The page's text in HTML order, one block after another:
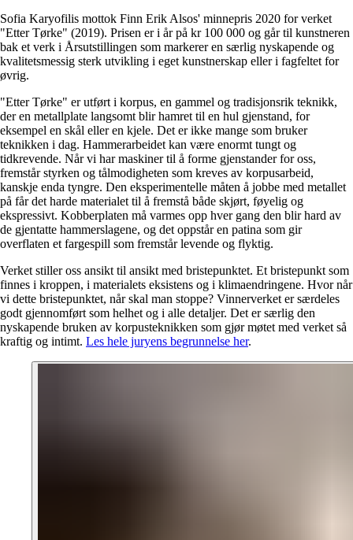
Sofia Karyofilis mottok Finn Erik Alsos' minnepris 2020 for verket
"Etter Tørke" (2019). Prisen er i år på kr 100 000 og går til kunstneren
bak et verk i Årsutstillingen som markerer en særlig nyskapende og
kvalitetsmessig sterk utvikling i eget kunstnerskap eller i fagfeltet for
øvrig.
"Etter Tørke" er utført i korpus, en gammel og tradisjonsrik teknikk,
der en metallplate langsomt blir hamret til en hul gjenstand, for
eksempel en skål eller en kjele. Det er ikke mange som bruker
teknikken i dag. Hammerarbeidet kan være enormt tungt og
tidkrevende. Når vi har maskiner til å forme gjenstander for oss,
fremstår styrken og tålmodigheten som kreves av korpusarbeid,
kanskje enda tyngre. Den eksperimentelle måten å jobbe med metallet
på får det harde materialet til å fremstå både skjørt, føyelig og
ekspressivt. Kobberplaten må varmes opp hver gang den blir hard av
de gjentatte hammerslagene, og det oppstår en patina som gir
overflaten et fargespill som fremstår levende og flyktig.
Verket stiller oss ansikt til ansikt med bristepunktet. Et bristepunkt som
finnes i kroppen, i materialets eksistens og i klimaendringene. Hvor når
vi dette bristepunktet, når skal man stoppe? Vinnerverket er særdeles
godt gjennomført som helhet og i alle detaljer. Det er særlig den
nyskapende bruken av korpusteknikken som gjør møtet med verket så
kraftig og intimt. Les hele juryens begrunnelse her.